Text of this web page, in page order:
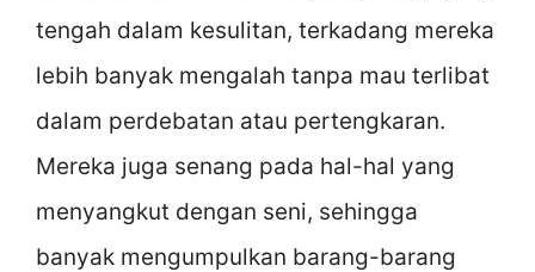
tengah dalam kesulitan, terkadang mereka
lebih banyak mengalah tanpa mau terlibat
dalam perdebatan atau pertengkaran.
Mereka juga senang pada hal-hal yang
menyangkut dengan seni, sehingga
banyak mengumpulkan barang-barang